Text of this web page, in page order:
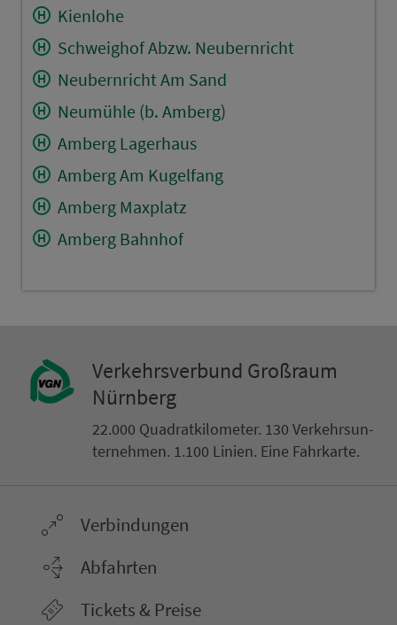
Kienlohe
Schweighof Abzw. Neubernricht
Neubernricht Am Sand
Neumühle (b. Amberg)
Amberg Lagerhaus
Amberg Am Kugelfang
Amberg Maxplatz
Amberg Bahnhof
Ver­kehrs­ver­bund Groß­raum
Nürn­berg
22.000 Qua­drat­ki­lo­me­ter. 130 Ver­kehrs­un­
ter­neh­men. 1.100 Linien. Eine Fahr­kar­te.
Ver­bin­dungen
Abfahrten
Tickets & Preise